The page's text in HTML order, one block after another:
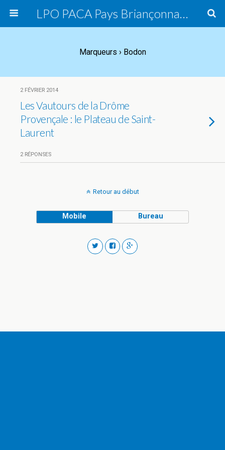
LPO PACA Pays Briançonnais, groupe local
Marqueurs › Bodon
2 FÉVRIER 2014
Les Vautours de la Drôme
Provençale : le Plateau de Saint-
Laurent
2 RÉPONSES
Retour au début
Mobile Bureau